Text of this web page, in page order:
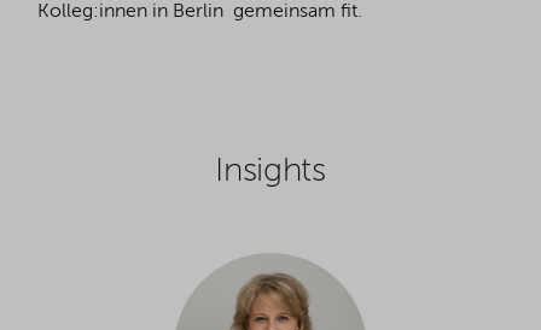
Kolleg:innen in Berlin gemeinsam fit.
Insights